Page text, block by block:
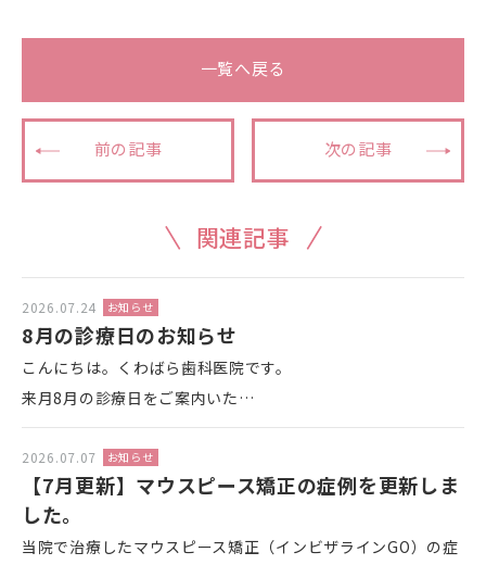
前の記事
一覧へ戻る
次の記事
関連記事
2026.07.24 お知らせ
8月の診療日のお知らせ
こんにちは。くわばら歯科医院です。
来月8月の診療日をご案内いた…
2026.07.07 お知らせ
【7月更新】マウスピース矯正の症例を更新しま
した。
当院で治療したマウスピース矯正（インビザラインGO）の症